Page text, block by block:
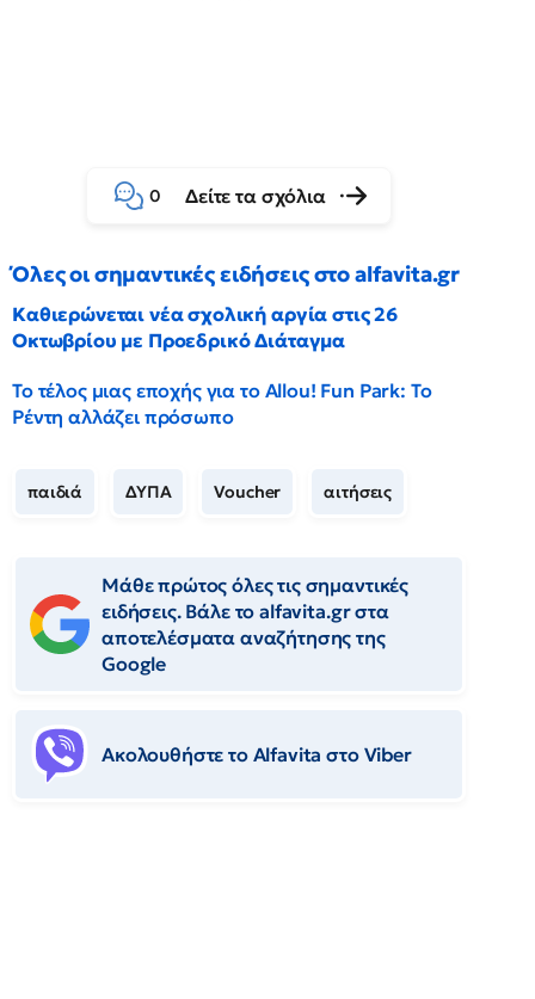
0 Δείτε τα σχόλια
Όλες οι σημαντικές ειδήσεις στο alfavita.gr
Καθιερώνεται νέα σχολική αργία στις 26
Οκτωβρίου με Προεδρικό Διάταγμα
Το τέλος μιας εποχής για το Allou! Fun Park: Το
Ρέντη αλλάζει πρόσωπο
παιδιά ΔΥΠΑ Voucher αιτήσεις
Μάθε πρώτος όλες τις σημαντικές
ειδήσεις. Βάλε το alfavita.gr στα
αποτελέσματα αναζήτησης της
Google
Ακολουθήστε το Αlfavita στο Viber